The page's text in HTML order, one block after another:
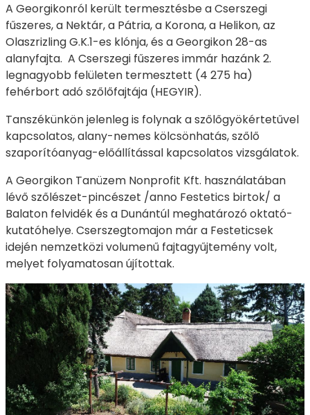
A Georgikonról került termesztésbe a Cserszegi
fűszeres, a Nektár, a Pátria, a Korona, a Helikon, az
Olaszrizling G.K.1-es klónja, és a Georgikon 28-as
alanyfajta. A Cserszegi fűszeres immár hazánk 2.
legnagyobb felületen termesztett (4 275 ha)
fehérbort adó szőlőfajtája (HEGYIR).
Tanszékünkön jelenleg is folynak a szőlőgyökértetűvel
kapcsolatos, alany-nemes kölcsönhatás, szőlő
szaporítóanyag-előállítással kapcsolatos vizsgálatok.
A Georgikon Tanüzem Nonprofit Kft. használatában
lévő szőlészet-pincészet /anno Festetics birtok/ a
Balaton felvidék és a Dunántúl meghatározó oktató-
kutatóhelye. Cserszegtomajon már a Festeticsek
idején nemzetközi volumenű fajtagyűjtemény volt,
melyet folyamatosan újítottak.